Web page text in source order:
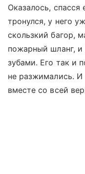
Оказалось, спасся
тронулся, у него
скользкий багор,
пожарный шланг, и
зубами. Его так и
не разжимались. И
вместе со всей